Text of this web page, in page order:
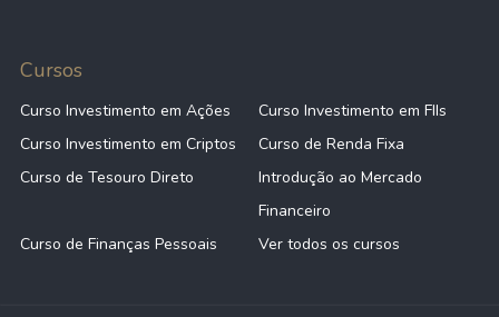
Cursos
Curso Investimento em Ações
Curso Investimento em FIIs
Curso Investimento em Criptos
Curso de Renda Fixa
Curso de Tesouro Direto
Introdução ao Mercado
Financeiro
Curso de Finanças Pessoais
Ver todos os cursos